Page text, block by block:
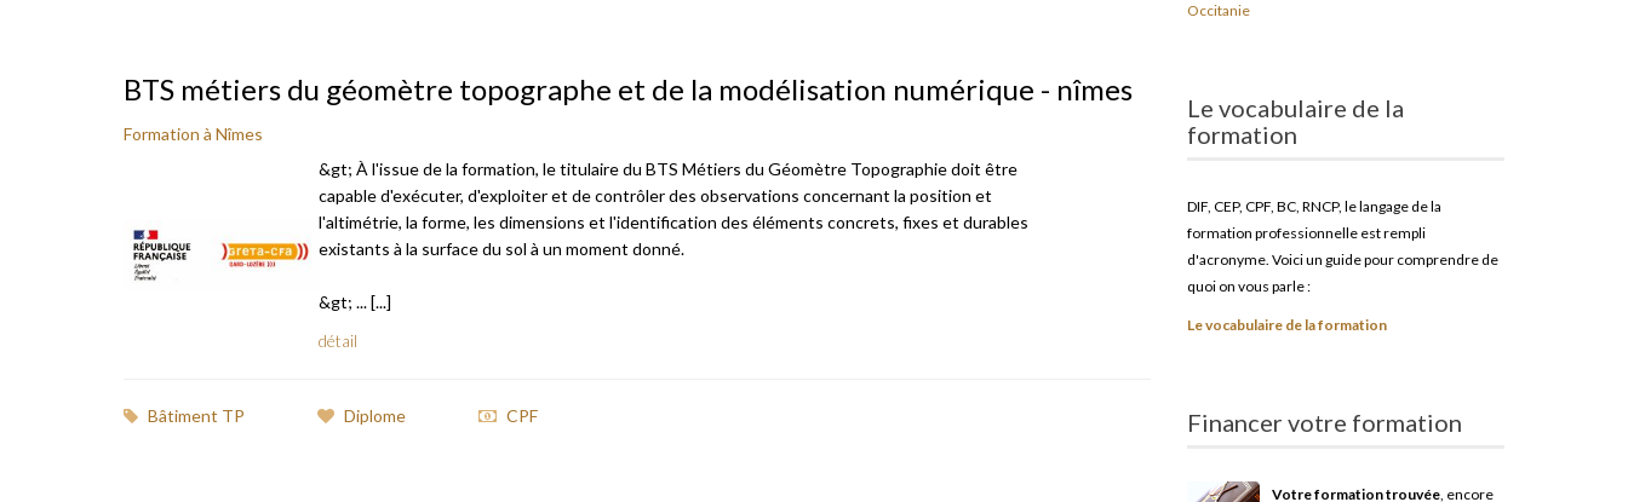
BTS métiers du géomètre topographe et de la modélisation numérique - nîmes
Formation à Nîmes
&gt; À l'issue de la formation, le titulaire du BTS Métiers du Géomètre Topographie doit être
capable d'exécuter, d'exploiter et de contrôler des observations concernant la position et
l'altimétrie, la forme, les dimensions et l'identification des éléments concrets, fixes et durables
existants à la surface du sol à un moment donné.
&gt; ... [...]
détail
Bâtiment TP Diplome CPF
Occitanie
Le vocabulaire de la
formation
DIF, CEP, CPF, BC, RNCP, le langage de la
formation professionnelle est rempli
d'acronyme. Voici un guide pour comprendre de
quoi on vous parle :
Le vocabulaire de la formation
Financer votre formation
Votre formation trouvée, encore